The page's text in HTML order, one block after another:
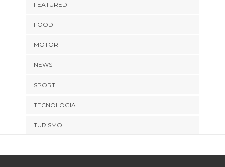
FEATURED
FOOD
MOTORI
NEWS
SPORT
TECNOLOGIA
TURISMO